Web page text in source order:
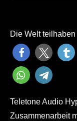
Die Welt
Teletone Audio
Zusammenarbeit